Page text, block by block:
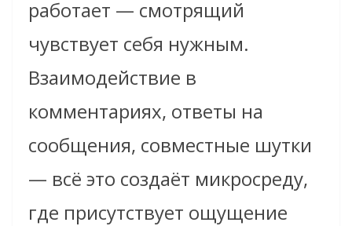
работает — смотрящий
чувствует себя нужным.
Взаимодействие в
комментариях, ответы на
сообщения, совместные шутки
— всё это создаёт микросреду,
где присутствует ощущение